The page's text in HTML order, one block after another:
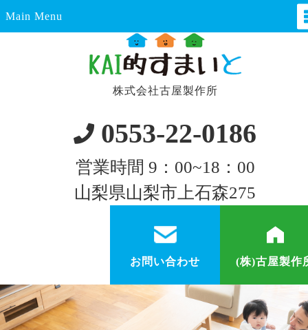
Main Menu
株式会社古屋製作所
0553-22-0186
営業時間 9：00~18：00
山梨県山梨市上石森275
(株)古屋製作
お問い合わせ